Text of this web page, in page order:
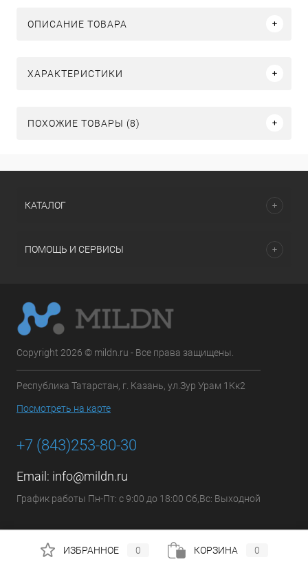
ОПИСАНИЕ ТОВАРА
ХАРАКТЕРИСТИКИ
ПОХОЖИЕ ТОВАРЫ (8)
КАТАЛОГ
ПОМОЩЬ И СЕРВИСЫ
Copyright 2026 © mildn.ru - Все права защищены.
Республика Татарстан, г. Казань, ул.Зур Урам 1Кк2
Посмотреть на карте
+7 (843)253-80-30
Email: info@mildn.ru
График работы Пн-Пт: с 9:00 до 18:00 Сб,Вс: Выходной
ИЗБРАННОЕ 0 КОРЗИНА 0